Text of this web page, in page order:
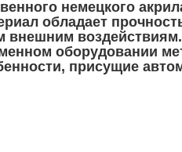
немецкого
обладает
внешним
оборудовании
присущие